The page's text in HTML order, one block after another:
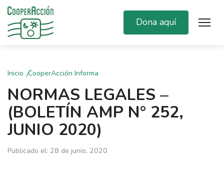
Dona aquí
Inicio CooperAcción Informa
NORMAS LEGALES –
(BOLETÍN AMP N° 252,
JUNIO 2020)
Publicado el: 28 de junio, 2020